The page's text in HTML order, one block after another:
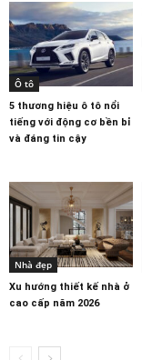
Ô tô
5 thương hiệu ô tô nổi
tiếng với động cơ bền bỉ
và đáng tin cậy
Nhà đẹp
Xu hướng thiết kế nhà ở
cao cấp năm 2026